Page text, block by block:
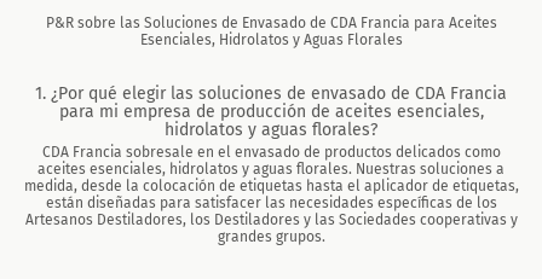
P&R sobre las Soluciones de Envasado de CDA Francia para Aceites
Esenciales, Hidrolatos y Aguas Florales
1. ¿Por qué elegir las soluciones de envasado de CDA Francia
para mi empresa de producción de aceites esenciales,
hidrolatos y aguas florales?
CDA Francia sobresale en el envasado de productos delicados como
aceites esenciales, hidrolatos y aguas florales. Nuestras soluciones a
medida, desde la colocación de etiquetas hasta el aplicador de etiquetas,
están diseñadas para satisfacer las necesidades específicas de los
Artesanos Destiladores, los Destiladores y las Sociedades cooperativas y
grandes grupos.